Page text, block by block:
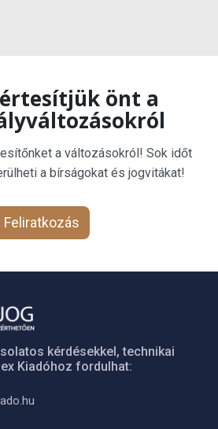
önt a
a változásokról! Sok időt
a bírságokat és jogvitákat!
Feliratkozás
kérdésekkel, technikai
Kiadóhoz fordulhat: